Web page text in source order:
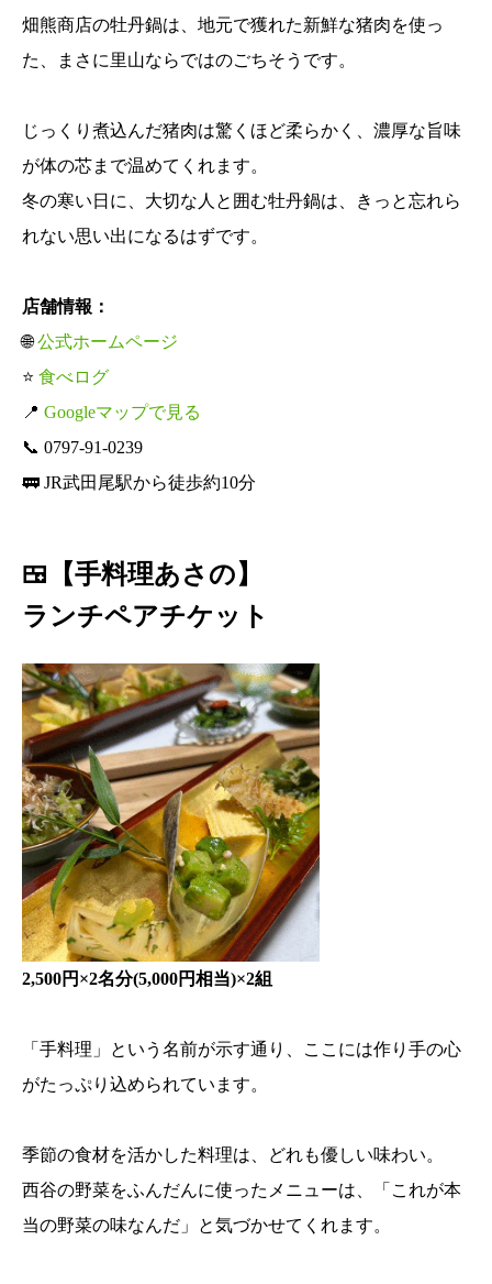
畑熊商店の牡丹鍋は、地元で獲れた新鮮な猪肉を使っ
た、まさに里山ならではのごちそうです。
じっくり煮込んだ猪肉は驚くほど柔らかく、濃厚な旨味
が体の芯まで温めてくれます。
冬の寒い日に、大切な人と囲む牡丹鍋は、きっと忘れら
れない思い出になるはずです。
店舗情報：
🌐公式ホームページ
⭐ 食べログ
📍 Googleマップで見る
📞 0797-91-0239
🚃 JR武田尾駅から徒歩約10分
🍱【手料理あさの】
ランチペアチケット
2,500円×2名分(5,000円相当)×2組
「手料理」という名前が示す通り、ここには作り手の心
がたっぷり込められています。
季節の食材を活かした料理は、どれも優しい味わい。
西谷の野菜をふんだんに使ったメニューは、「これが本
当の野菜の味なんだ」と気づかせてくれます。